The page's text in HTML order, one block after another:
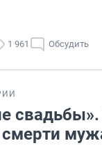
1 961 Обсудить